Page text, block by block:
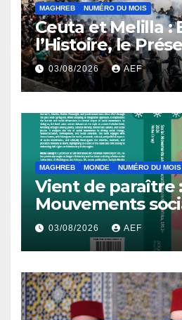
MAGHREB NUMÉRO DU MOIS
Ceuta et Melilla :
l’Histoire, le
l’Avenir
03/08/2026 AEF
MAGHREB MONDE NUMÉRO DU MOIS
Vient de paraître
Mouvements
démocratisation
du Nord, 1912-
03/08/2026 AEF